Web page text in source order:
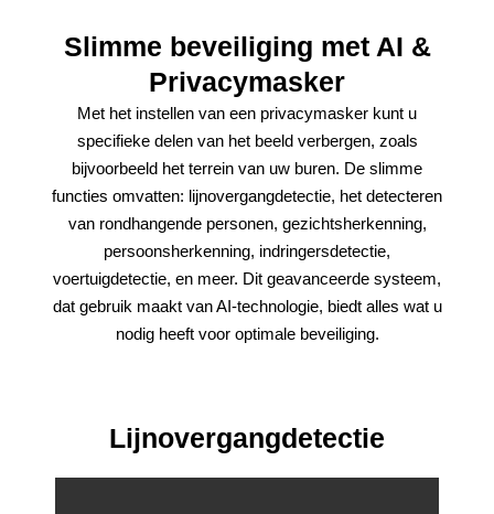
Slimme beveiliging met AI &
Privacymasker
Met het instellen van een privacymasker kunt u
specifieke delen van het beeld verbergen, zoals
bijvoorbeeld het terrein van uw buren. De slimme
functies omvatten: lijnovergangdetectie, het detecteren
van rondhangende personen, gezichtsherkenning,
persoonsherkenning, indringersdetectie,
voertuigdetectie, en meer. Dit geavanceerde systeem,
dat gebruik maakt van AI-technologie, biedt alles wat u
nodig heeft voor optimale beveiliging.
Lijnovergangdetectie